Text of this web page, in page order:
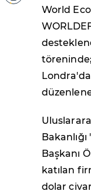
World
Başkanı
katılan
dolar